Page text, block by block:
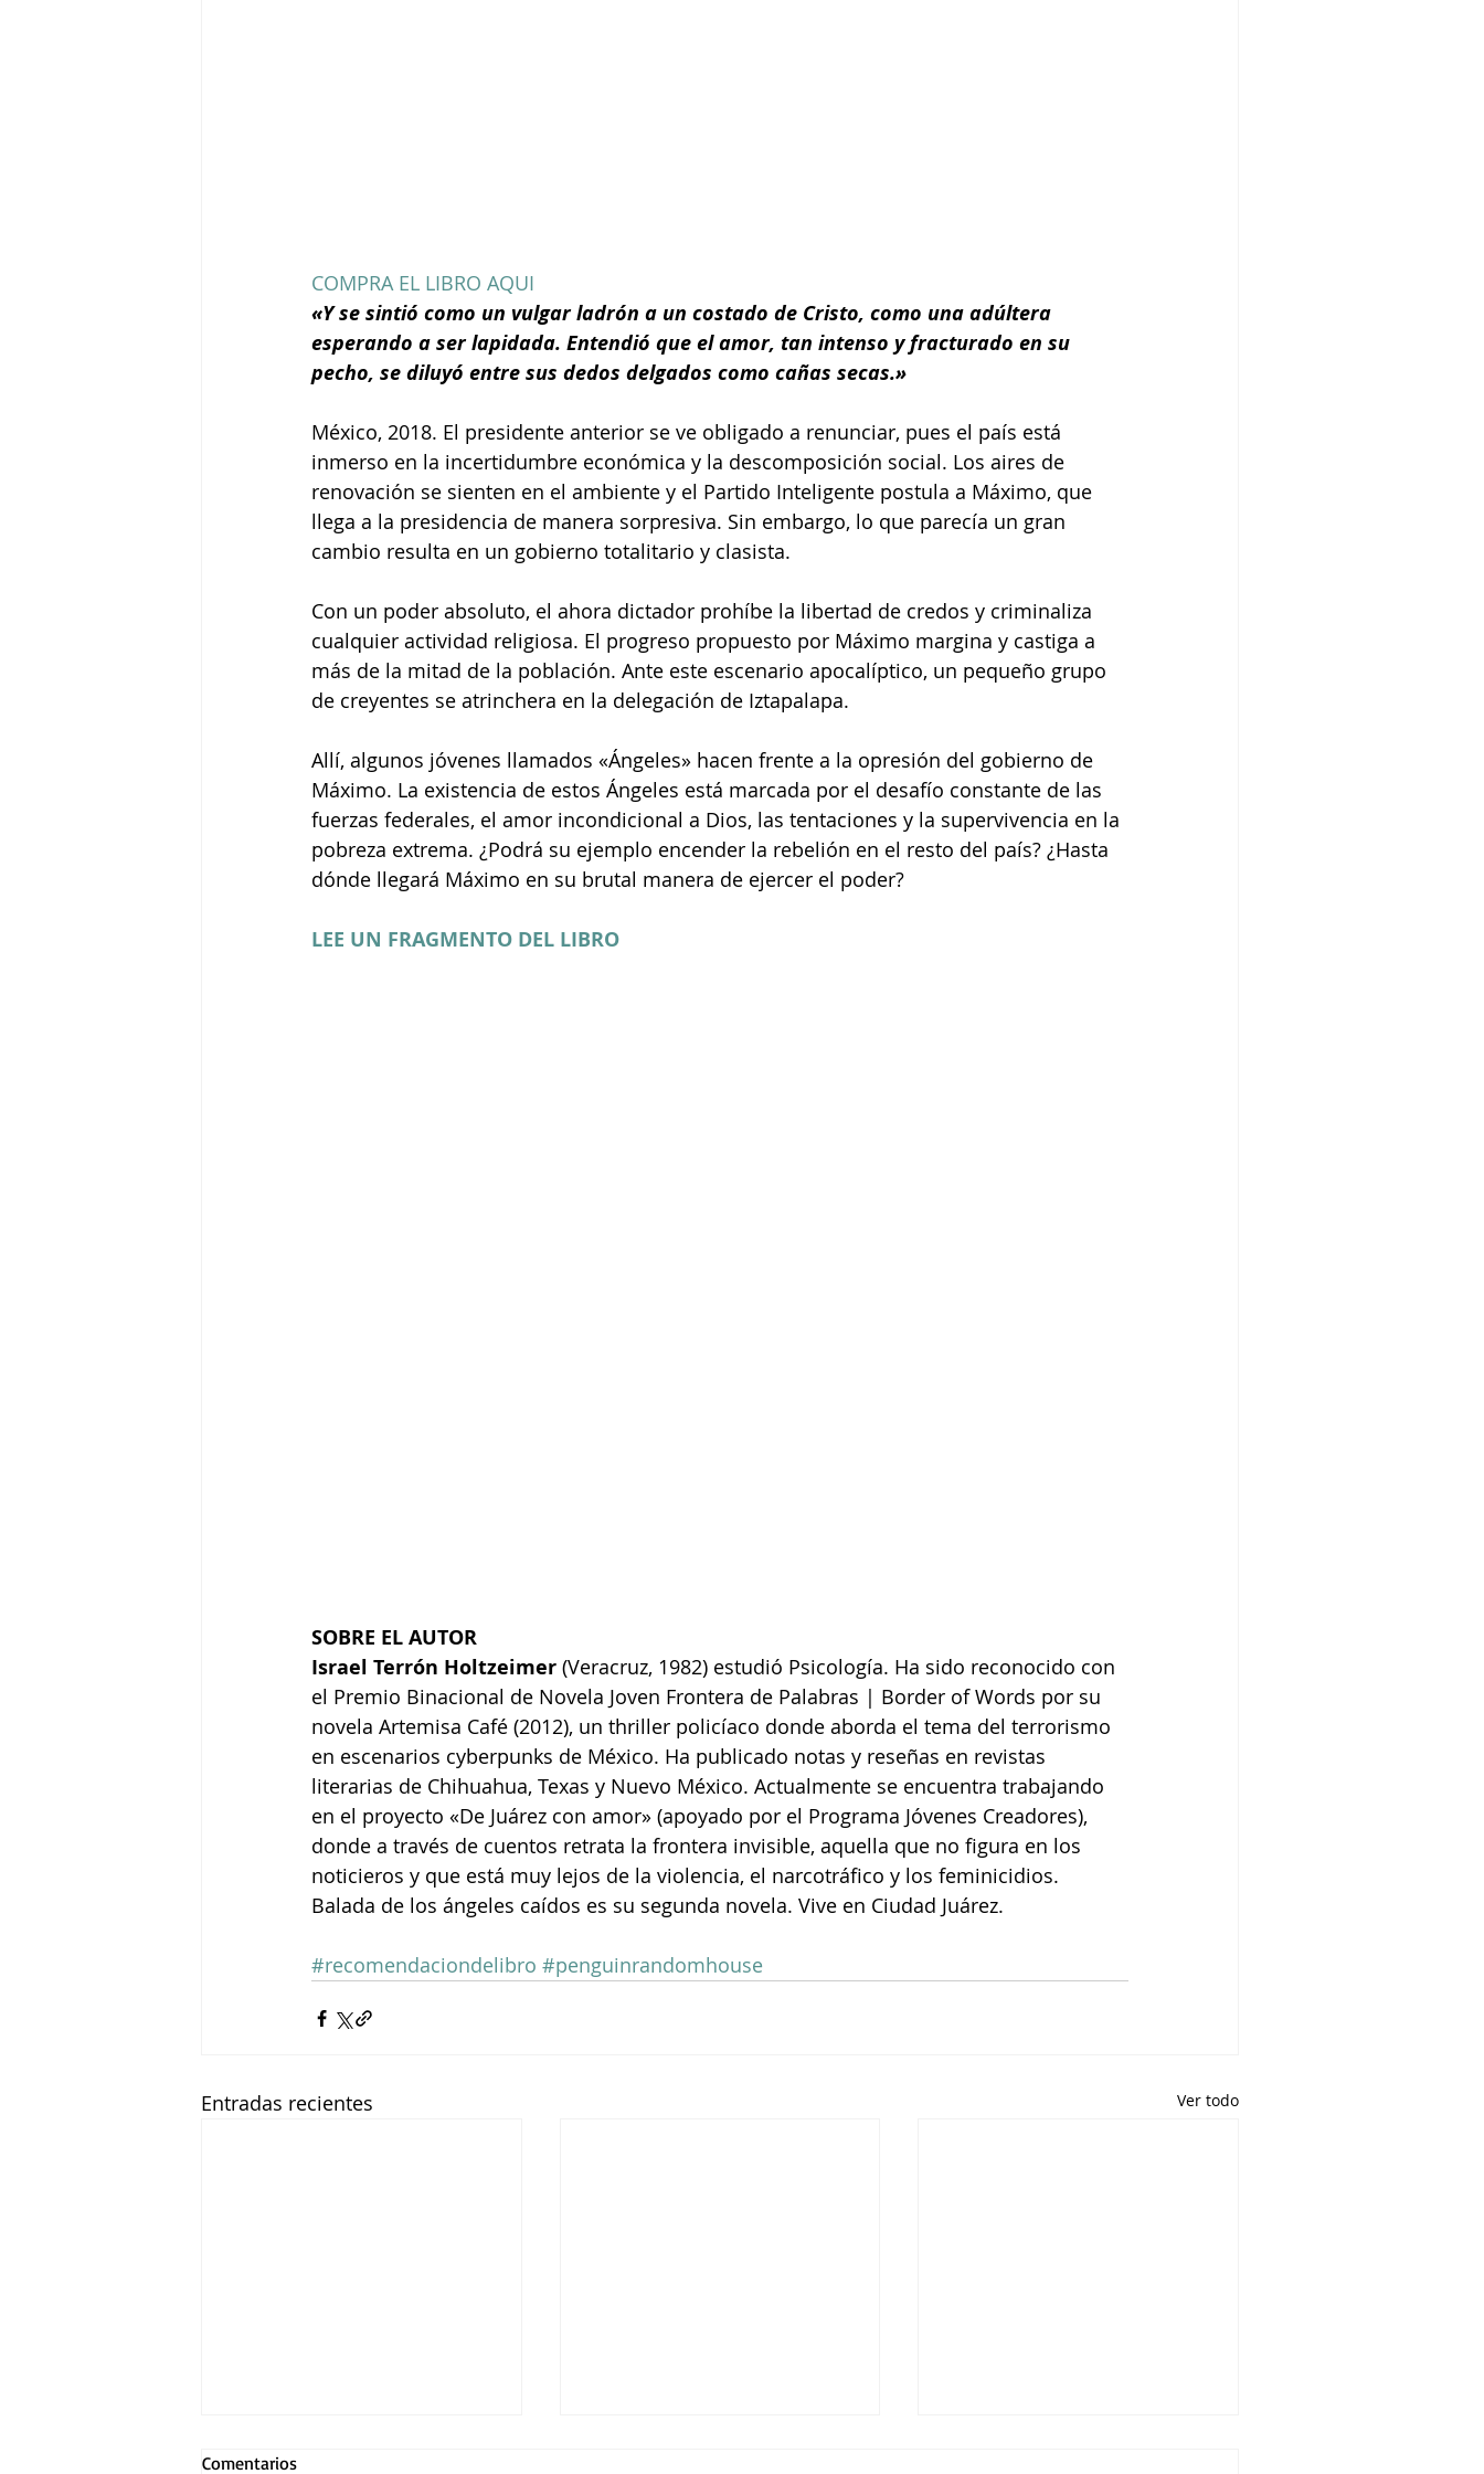
COMPRA EL LIBRO AQUI
«Y se sintió como un vulgar ladrón a un costado de Cristo, como una adúltera
esperando a ser lapidada. Entendió que el amor, tan intenso y fracturado en su
pecho, se diluyó entre sus dedos delgados como cañas secas.»
México, 2018. El presidente anterior se ve obligado a renunciar, pues el país está
inmerso en la incertidumbre económica y la descomposición social. Los aires de
renovación se sienten en el ambiente y el Partido Inteligente postula a Máximo, que
llega a la presidencia de manera sorpresiva. Sin embargo, lo que parecía un gran
cambio resulta en un gobierno totalitario y clasista.
Con un poder absoluto, el ahora dictador prohíbe la libertad de credos y criminaliza
cualquier actividad religiosa. El progreso propuesto por Máximo margina y castiga a
más de la mitad de la población. Ante este escenario apocalíptico, un pequeño grupo
de creyentes se atrinchera en la delegación de Iztapalapa.
Allí, algunos jóvenes llamados «Ángeles» hacen frente a la opresión del gobierno de
Máximo. La existencia de estos Ángeles está marcada por el desafío constante de las
fuerzas federales, el amor incondicional a Dios, las tentaciones y la supervivencia en la
pobreza extrema. ¿Podrá su ejemplo encender la rebelión en el resto del país? ¿Hasta
dónde llegará Máximo en su brutal manera de ejercer el poder?
LEE UN FRAGMENTO DEL LIBRO
SOBRE EL AUTOR
Israel Terrón Holtzeimer (Veracruz, 1982) estudió Psicología. Ha sido reconocido con
el Premio Binacional de Novela Joven Frontera de Palabras | Border of Words por su
novela Artemisa Café (2012), un thriller policíaco donde aborda el tema del terrorismo
en escenarios cyberpunks de México. Ha publicado notas y reseñas en revistas
literarias de Chihuahua, Texas y Nuevo México. Actualmente se encuentra trabajando
en el proyecto «De Juárez con amor» (apoyado por el Programa Jóvenes Creadores),
donde a través de cuentos retrata la frontera invisible, aquella que no figura en los
noticieros y que está muy lejos de la violencia, el narcotráfico y los feminicidios.
Balada de los ángeles caídos es su segunda novela. Vive en Ciudad Juárez.
#recomendaciondelibro #penguinrandomhouse
Entradas recientes Ver todo
Comentarios